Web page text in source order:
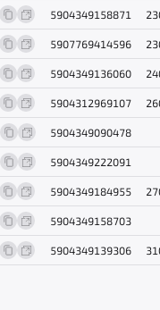
5904349158871
5907769414596
5904349136060
5904312969107
5904349090478
5904349222091
5904349184955
5904349158703
5904349139306